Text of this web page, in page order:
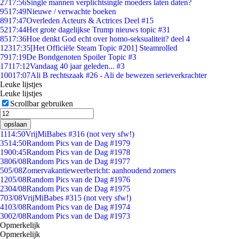
2717:56Single mannen verplichtsingle moeders laten daten?
9517:49Nieuwe / verwachte boeken
8917:47Overleden Acteurs & Actrices Deel #15
5217:44Het grote dagelijkse Trump nieuws topic #31
8517:36Hoe denkt God echt over homo-seksualiteit? deel 4
12317:35[Het Officiële Steam Topic #201] Steamrolled
7917:19De Bondgenoten Spoiler Topic #3
17117:12Vandaag 40 jaar geleden... #3
10017:07Ali B rechtszaak #26 - Ali de bewezen serieverkrachter
Leuke lijstjes
Leuke lijstjes
Scrollbar gebruiken
opslaan
1114:50VrijMiBabes #316 (not very sfw!)
3514:50Random Pics van de Dag #1979
1900:45Random Pics van de Dag #1978
3806/08Random Pics van de Dag #1977
505/08Zomervakantieweerbericht: aanhoudend zomers
1205/08Random Pics van de Dag #1976
2304/08Random Pics van de Dag #1975
703/08VrijMiBabes #315 (not very sfw!)
4103/08Random Pics van de Dag #1974
3002/08Random Pics van de Dag #1973
Opmerkelijk
Opmerkelijk